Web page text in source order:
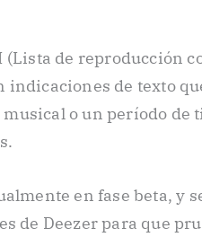
de reproducción
indicaciones de texto
o un período de
en fase beta, y
de Deezer para que